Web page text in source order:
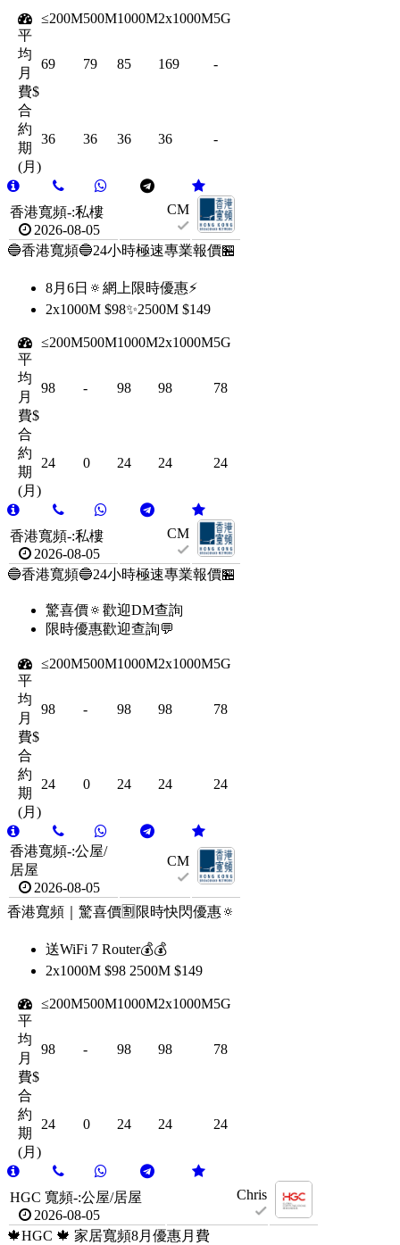
≤200M500M1000M2x1000M5G
平
均
月
費$
69 79 85 169 -
合
約
期
(月)
36 36 36 36 -
香港寬頻-:私樓
2026-08-05
CM
🔵香港寬頻🔵24小時極速專業報價🏪
8月6日🔅網上限時優惠⚡️
2x1000M $98✨2500M $149
≤200M500M1000M2x1000M5G
平
均
月
費$
98 - 98 98 78
合
約
期
(月)
24 0 24 24 24
香港寬頻-:私樓
2026-08-05
CM
🔵香港寬頻🔵24小時極速專業報價🏪
驚喜價🔅歡迎DM查詢
限時優惠歡迎查詢💬
≤200M500M1000M2x1000M5G
平
均
月
費$
98 - 98 98 78
合
約
期
(月)
24 0 24 24 24
香港寬頻-:公屋/
居屋
2026-08-05
CM
香港寬頻｜驚喜價🈹限時快閃優惠🔅
送WiFi 7 Router💰💰
2x1000M $98 2500M $149
≤200M500M1000M2x1000M5G
平
均
月
費$
98 - 98 98 78
合
約
期
(月)
24 0 24 24 24
HGC 寬頻-:公屋/居屋
2026-08-05
Chris
🍁HGC 🍁 家居寬頻8月優惠月費